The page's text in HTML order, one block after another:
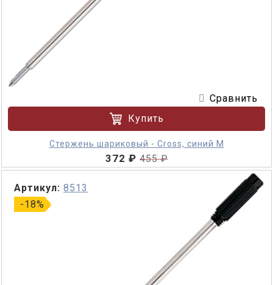
Сравнить
Купить
Стержень шариковый - Cross, синий M
372 ₽ 455 ₽
-18%
Артикул: 8513